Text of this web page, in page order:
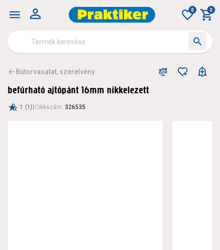
0 0
Bútorvasalat, szerelvény
befúrható ajtópánt 16mm nikkelezett
1 (1)| Cikkszám: 326535